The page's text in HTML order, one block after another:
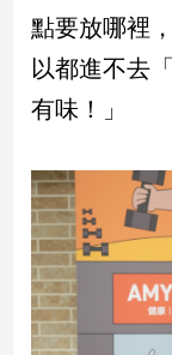
子/
感
情
藝
文
創
／
電
影
推
薦
點要放哪裡
以都進不去
有味！」